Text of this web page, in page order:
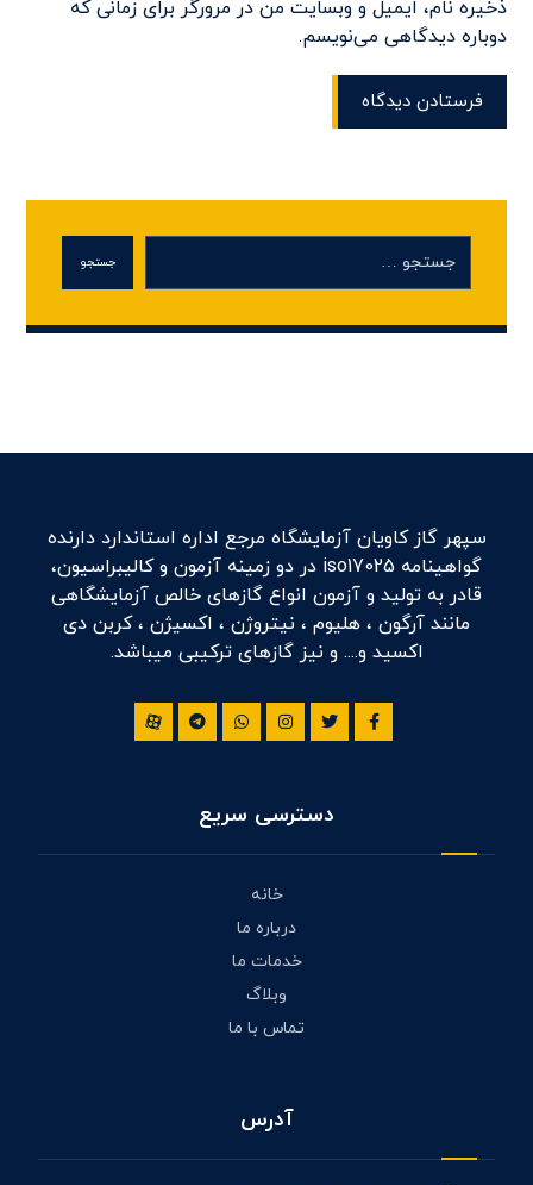
ذخیره نام، ایمیل و وبسایت من در مرورگر برای زمانی که
دوباره دیدگاهی می‌نویسم.
فرستادن دیدگاه
جستجو
سپهر گاز کاویان آزمایشگاه مرجع اداره استاندارد دارنده
گواهینامه iso17025 در دو زمینه آزمون و کالیبراسیون،
قادر به تولید و آزمون انواع گازهای خالص آزمایشگاهی
مانند آرگون ، هلیوم ، نیتروژن ، اکسیژن ، کربن دی
اکسید و.... و نیز گازهای ترکیبی میباشد.
دسترسی سریع
خانه
درباره ما
خدمات ما
وبلاگ
تماس با ما
آدرس